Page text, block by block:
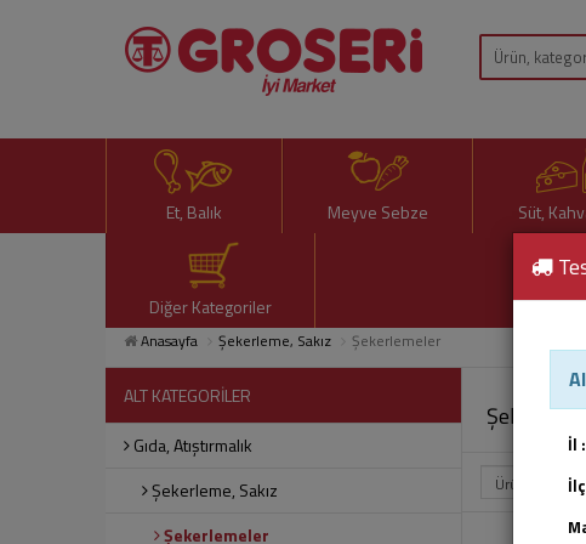
Et, Balık Meyve Sebze Süt,
Diğer Kategoriler
Anasayfa Şekerleme, Sakız Şekerlemeler
ALT KATEGORİLER
Gıda, Atıştırmalık
Şekerleme, Sakız
Şekerlemeler
İl :